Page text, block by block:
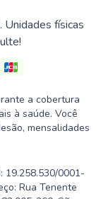
Unidades físicas
a cobertura
à saúde. Você
mensalidades
19.258.530/0001-
Rua Tenente